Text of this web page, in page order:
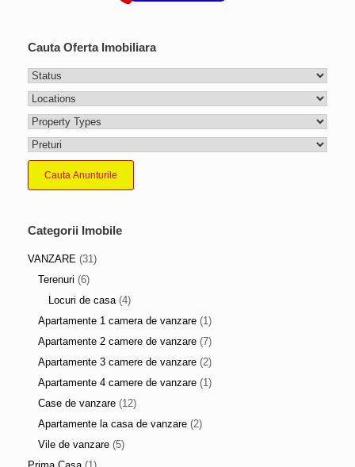
Cauta Oferta Imobiliara
Cauta Anunturile
Categorii Imobile
VANZARE (31)
Terenuri (6)
Locuri de casa (4)
Apartamente 1 camera de vanzare (1)
Apartamente 2 camere de vanzare (7)
Apartamente 3 camere de vanzare (2)
Apartamente 4 camere de vanzare (1)
Case de vanzare (12)
Apartamente la casa de vanzare (2)
Vile de vanzare (5)